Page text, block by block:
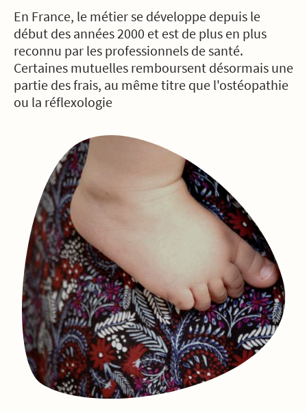
En France, le métier se développe depuis le
début des années 2000 et est de plus en plus
reconnu par les professionnels de santé.
Certaines mutuelles remboursent désormais une
partie des frais, au même titre que l'ostéopathie
ou la réflexologie